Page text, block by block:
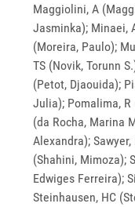
Maggiolini, A
Jasminka); Minaei,
(Moreira, Paulo);
TS (Novik, Torunn
(Petot, Djaouida);
Julia); Pomalima, R
(da Rocha, Marina
Alexandra);
(Shahini, Mimoza);
Edwiges Ferreira);
Steinhausen, HC